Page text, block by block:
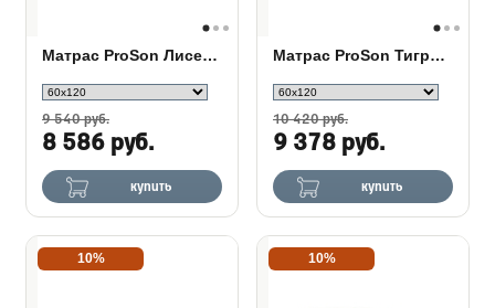
Матрас ProSon Лисенок
9 540 руб.
8 586 руб.
купить
Матрас ProSon Тигренок
10 420 руб.
9 378 руб.
купить
10% 10%